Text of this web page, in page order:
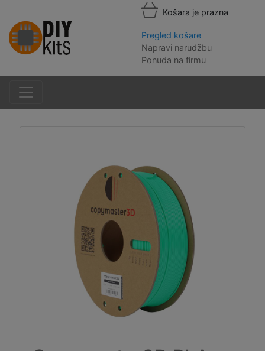
Košara je prazna
Pregled košare
Napravi narudžbu
Ponuda na firmu